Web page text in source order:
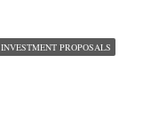
INVESTMENT PROPOSALS